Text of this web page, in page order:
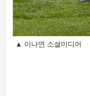
▲ 이나연 소셜미디어